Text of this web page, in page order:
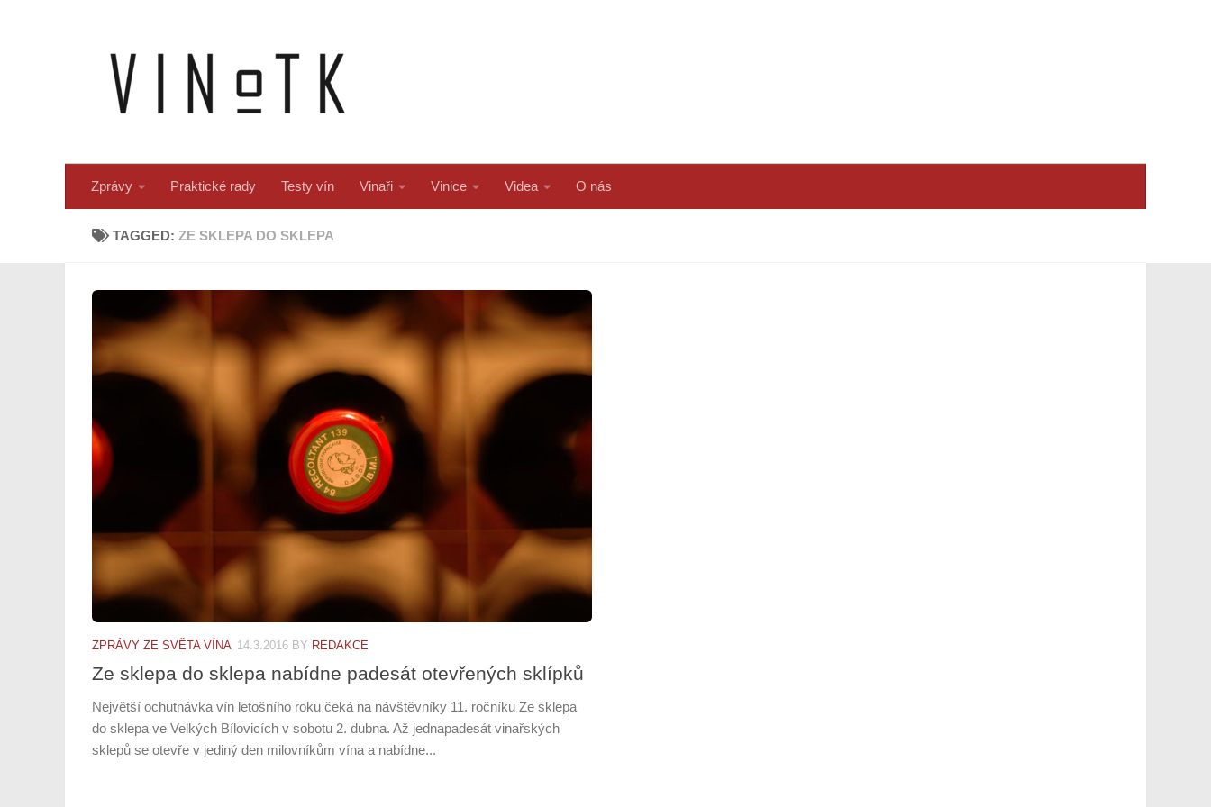
Zprávy Praktické rady Testy vín Vinaři Vinice Videa O nás
TAGGED:ZE SKLEPA DO SKLEPA
ZPRÁVY ZE SVĚTA VÍNA 14.3.2016 BY REDAKCE
Ze sklepa do sklepa nabídne padesát otevřených sklípků
Největší ochutnávka vín letošního roku čeká na návštěvníky 11. ročníku Ze sklepa
do sklepa ve Velkých Bílovicích v sobotu 2. dubna. Až jednapadesát vinařských
sklepů se otevře v jediný den milovníkům vína a nabídne...